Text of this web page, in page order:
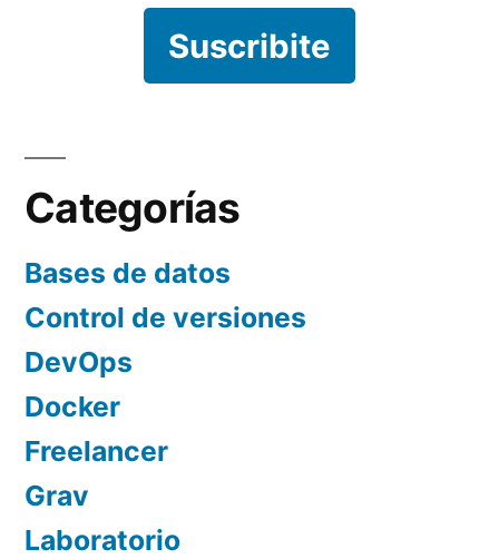
Suscribite
Categorías
Bases de datos
Control de versiones
DevOps
Docker
Freelancer
Grav
Laboratorio